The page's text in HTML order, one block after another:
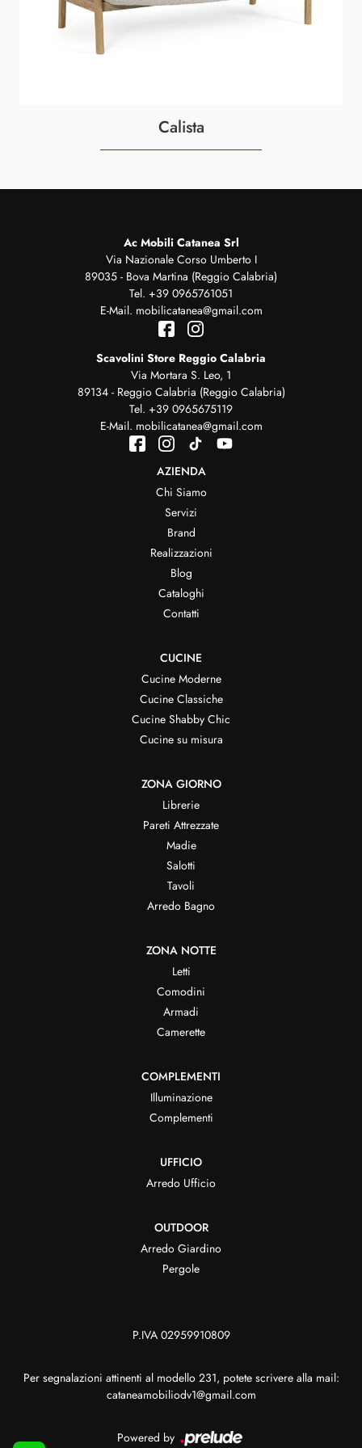
Calista
Ac Mobili Catanea Srl
Via Nazionale Corso Umberto I
89035 - Bova Martina (Reggio Calabria)
Tel. +39 0965761051
E-Mail. mobilicatanea@gmail.com
Scavolini Store Reggio Calabria
Via Mortara S. Leo, 1
89134 - Reggio Calabria (Reggio Calabria)
Tel. +39 0965675119
E-Mail. mobilicatanea@gmail.com
AZIENDA
Chi Siamo
Servizi
Brand
Realizzazioni
Blog
Cataloghi
Contatti
CUCINE
Cucine Moderne
Cucine Classiche
Cucine Shabby Chic
Cucine su misura
ZONA GIORNO
Librerie
Pareti Attrezzate
Madie
Salotti
Tavoli
Arredo Bagno
ZONA NOTTE
Letti
Comodini
Armadi
Camerette
COMPLEMENTI
Illuminazione
Complementi
UFFICIO
Arredo Ufficio
OUTDOOR
Arredo Giardino
Pergole
P.IVA 02959910809
Per segnalazioni attinenti al modello 231, potete scrivere alla mail:
cataneamobiliodv1@gmail.com
Powered by